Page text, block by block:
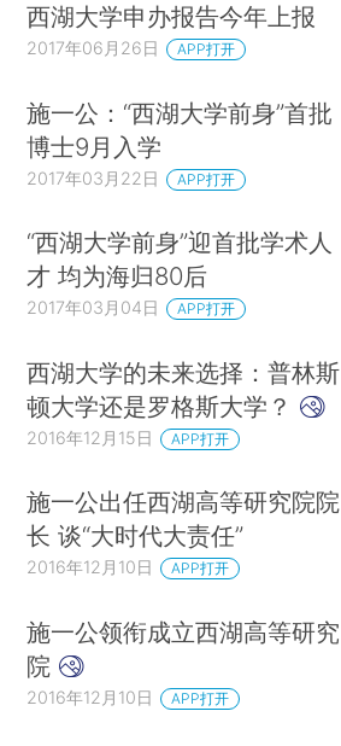
西湖大学申办报告今年上报
2017年06月26日 APP打开
施一公：“西湖大学前身”首批
博士9月入学
2017年03月22日 APP打开
“西湖大学前身”迎首批学术人
才 均为海归80后
2017年03月04日 APP打开
西湖大学的未来选择：普林斯
顿大学还是罗格斯大学？
2016年12月15日 APP打开
施一公出任西湖高等研究院院
长 谈“大时代大责任”
2016年12月10日 APP打开
施一公领衔成立西湖高等研究
院
2016年12月10日 APP打开